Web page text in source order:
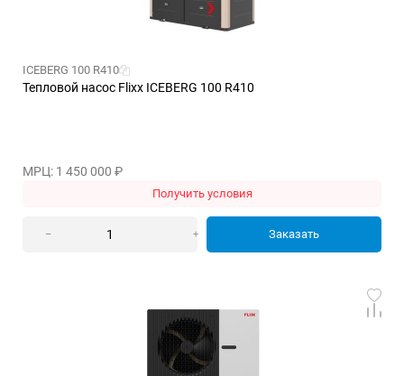
ICEBERG 100 R410
Тепловой насос Flixx ICEBERG 100 R410
МРЦ: 1 450 000 ₽
Получить условия
– + Заказать